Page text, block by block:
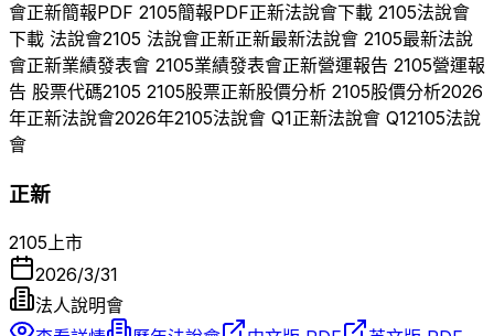
會正新簡報PDF 2105簡報PDF正新法說會下載 2105法說會
下載 法說會2105 法說會正新正新最新法說會 2105最新法說
會正新業績發表會 2105業績發表會正新營運報告 2105營運報
告 股票代碼2105 2105股票正新股價分析 2105股價分析2026
年正新法說會2026年2105法說會 Q1正新法說會 Q12105法說
會
正新
2105 上市
2026/3/31
法人說明會